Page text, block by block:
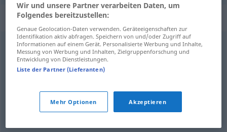
Synonyme für "abgefuckt"
zerschlissen,schäbig,verwahrlost,verwildert
vergammelt (ugs.),abgerissen
(äußerlich) heruntergekommen (Hauptform)
abgetakelt,verdorben
Wir und unsere Partner verarbeiten Daten, um
Folgendes bereitzustellen:
Genaue Geolocation-Daten verwenden. Geräteeigenschaften zur
Identifikation aktiv abfragen. Speichern von und/oder Zugriff auf
Informationen auf einem Gerät. Personalisierte Werbung und Inhalte,
Messung von Werbung und Inhalten, Zielgruppenforschung und
Entwicklung von Dienstleistungen.
Liste der Partner (Lieferanten)
Mehr Optionen Akzeptieren